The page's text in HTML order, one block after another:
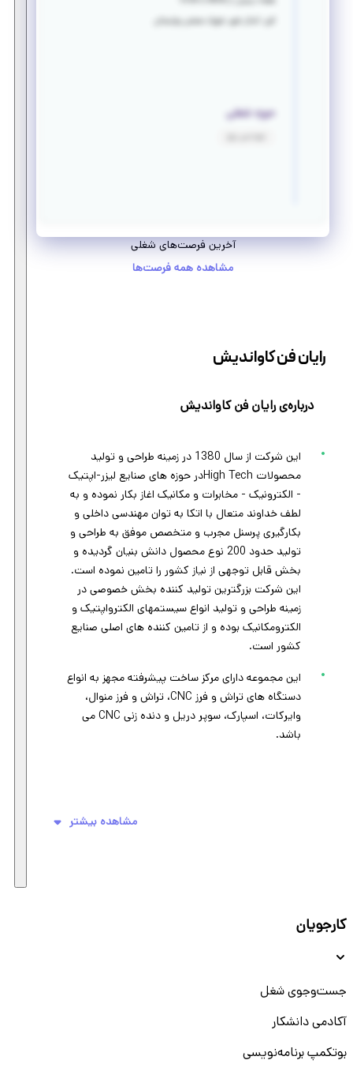
حوزه شغلی
آخرین فرصت‌های شغلی
مشاهده همه فرصت‌ها
رایان فن کاواندیش
درباره‌ی رایان فن کاواندیش
این شرکت از سال 1380 در زمینه طراحی و تولید
محصولات High Techدر حوزه های صنایع لیزر-اپتیک
- الکترونیک - مخابرات و مکانیک اغاز بکار نموده و به
لطف خداوند متعال با اتکا به توان مهندسی داخلی و
بکارگیری پرسنل مجرب و متخصص موفق به طراحی و
تولید حدود 200 نوع محصول دانش بنیان گردیده و
بخش قابل توجهی از نیاز کشور را تامین نموده است.
این شرکت بزرگترین تولید کننده بخش خصوصی در
زمینه طراحی و تولید انواع سیستمهای الکترواپتیک و
الکترومکانیک بوده و از تامین کننده های اصلی صنایع
کشور است.
این مجموعه دارای مرکز ساخت پیشرفته مجهز به انواع
دستگاه های تراش و فرز CNC، تراش و فرز منوال،
وایرکات، اسپارک، سوپر دریل و دنده زنی CNC می
باشد.
مشاهده بیشتر
کارجویان
جست‌و‌جوی شغل
آکادمی دانشکار
بوتکمپ برنامه‌نویسی